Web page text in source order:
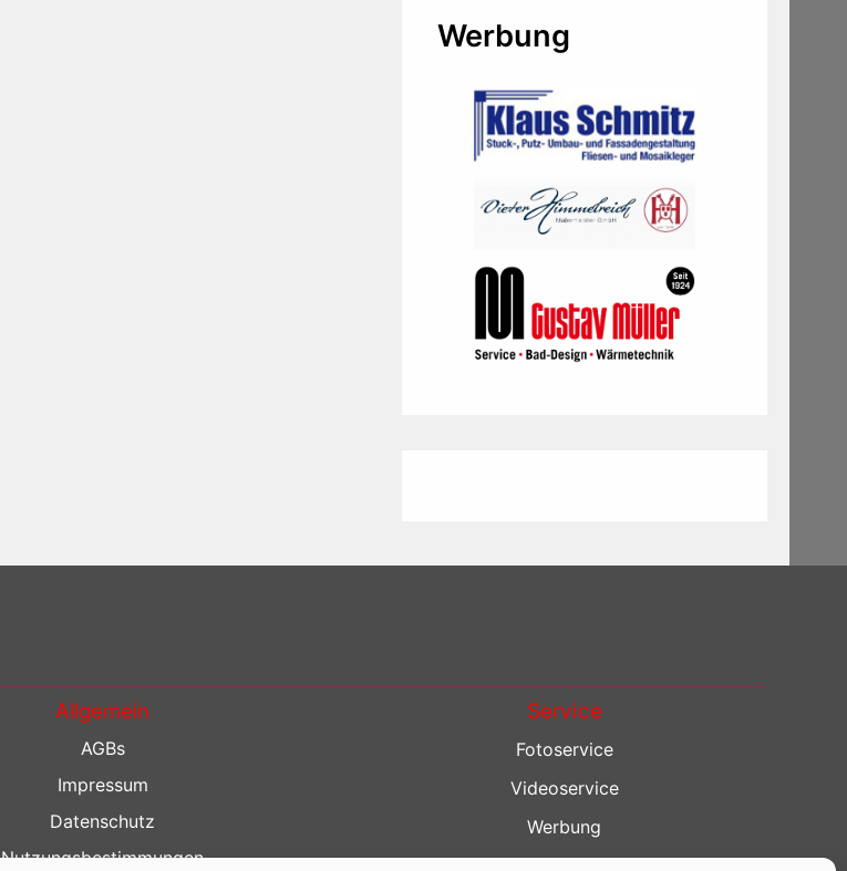
Werbung
Allgemein
AGBs
Impressum
Datenschutz
Nutzungsbestimmungen
Service
Fotoservice
Videoservice
Werbung